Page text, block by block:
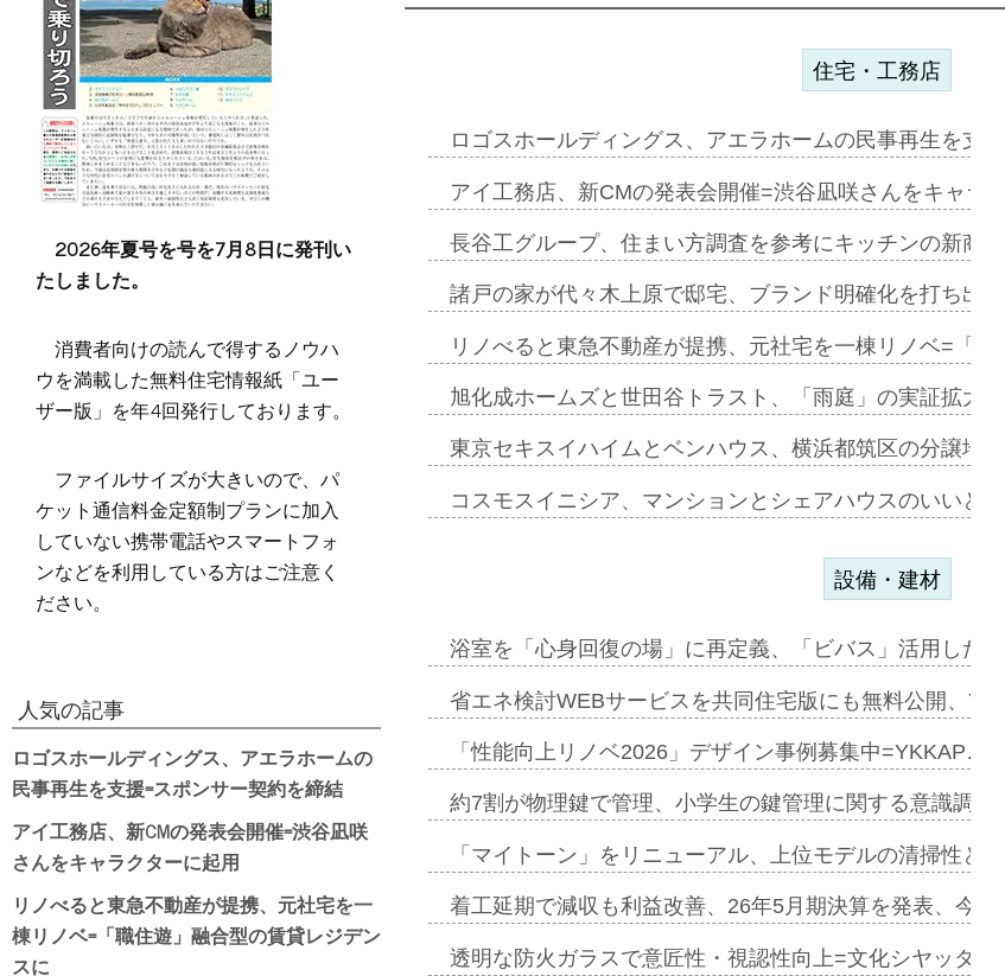
住宅・工務店
ロゴスホールディングス、アエラホームの民事再生を支
アイ工務店、新CMの発表会開催=渋谷凪咲さんをキャラ
長谷工グループ、住まい方調査を参考にキッチンの新商
諸戸の家が代々木上原で邸宅、ブランド明確化を打ち出
リノべると東急不動産が提携、元社宅を一棟リノベ=「職
旭化成ホームズと世田谷トラスト、「雨庭」の実証拡大
東京セキスイハイムとベンハウス、横浜都筑区の分譲地
コスモスイニシア、マンションとシェアハウスのいいと
設備・建材
浴室を「心身回復の場」に再定義、「ビバス」活用した
省エネ検討WEBサービスを共同住宅版にも無料公開、
「性能向上リノベ2026」デザイン事例募集中=YKKAP…
約7割が物理鍵で管理、小学生の鍵管理に関する意識調
「マイトーン」をリニューアル、上位モデルの清掃性と
着工延期で減収も利益改善、26年5月期決算を発表、今
透明な防火ガラスで意匠性・視認性向上=文化シヤッター…
2026年夏号を号を7月8日に発刊い
たしました。
消費者向けの読んで得するノウハ
ウを満載した無料住宅情報紙「ユー
ザー版」を年4回発行しております。
ファイルサイズが大きいので、パ
ケット通信料金定額制プランに加入
していない携帯電話やスマートフォ
ンなどを利用している方はご注意く
ださい。
人気の記事
ロゴスホールディングス、アエラホームの
民事再生を支援=スポンサー契約を締結
アイ工務店、新CMの発表会開催=渋谷凪咲
さんをキャラクターに起用
リノべると東急不動産が提携、元社宅を一
棟リノベ=「職住遊」融合型の賃貸レジデン
スに